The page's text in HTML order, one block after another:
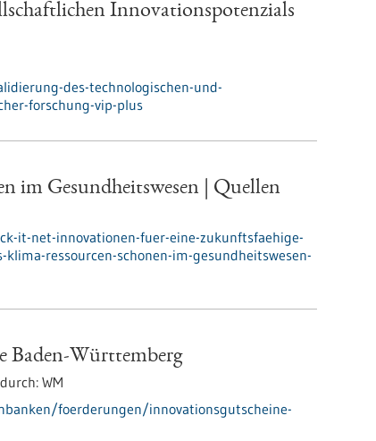
Innovationspotenzials
des-technologischen-und-
forschung-vip-plus
im Gesundheitswesen | Quellen
it-net-innovationen-fuer-eine-zukunftsfaehige-
ressourcen-schonen-im-gesundheitswesen-
Baden-Württemberg
WM
foerderungen/innovationsgutscheine-